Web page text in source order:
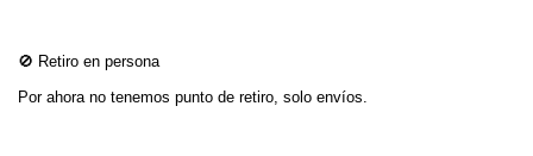
🚫 Retiro en persona
Por ahora no tenemos punto de retiro, solo envíos.